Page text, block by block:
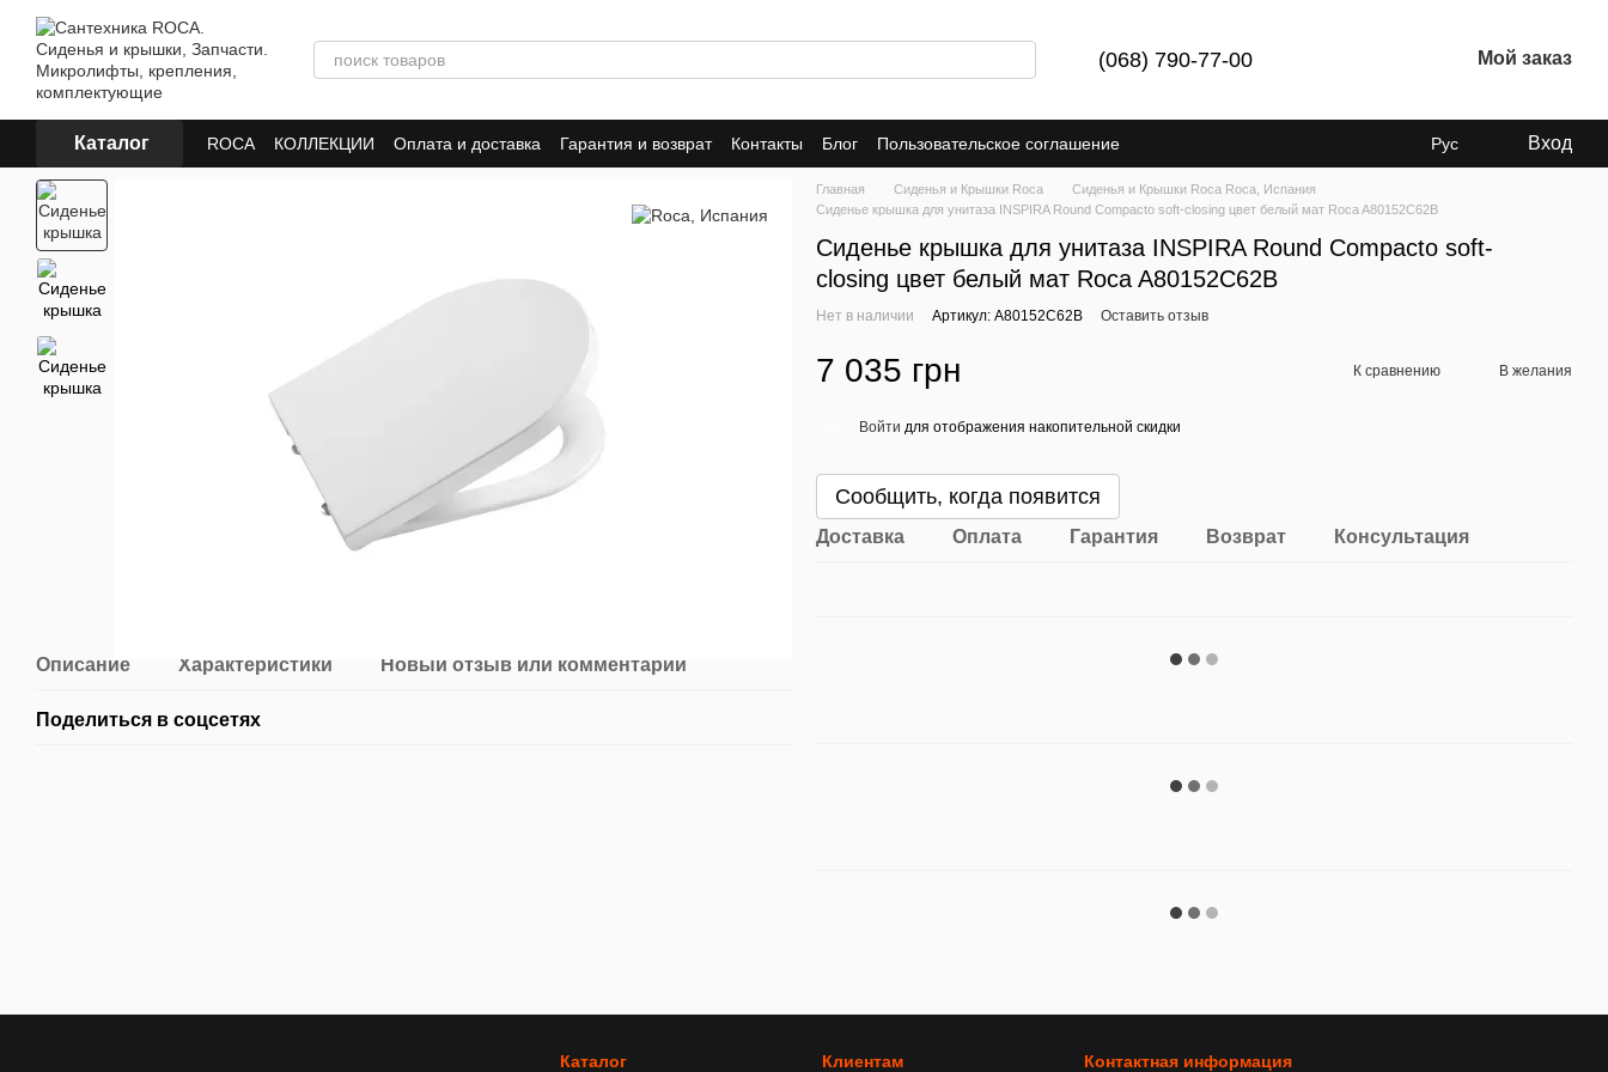
Перейти к основному контенту
(068) 790-77-00 Мой заказ
Каталог ROCA КОЛЛЕКЦИИ Оплата и доставка Гарантия и возврат Контакты Блог Пользовательское соглашение Рус Вход
Описание Характеристики Новый отзыв или комментарий
Поделиться в соцсетях
Главная Сиденья и Крышки Roca
Сиденья и Крышки Roca Roca, Испания
Сиденье крышка для унитаза INSPIRA Round Compacto soft-closing цвет белый мат Roca A80152C62B
Сиденье крышка для унитаза INSPIRA Round Compacto soft-
closing цвет белый мат Roca A80152C62B
Нет в наличии Артикул: A80152C62B Оставить отзыв
7 035 грн К сравнению В желания
Войти для отображения накопительной скидки
Сообщить, когда появится
Доставка Оплата Гарантия Возврат Консультация
Каталог Клиентам Контактная информация